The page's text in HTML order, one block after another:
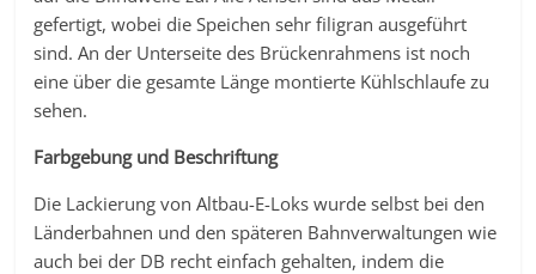
gefertigt, wobei die Speichen sehr filigran ausgeführt
sind. An der Unterseite des Brückenrahmens ist noch
eine über die gesamte Länge montierte Kühlschlaufe zu
sehen.
Farbgebung und Beschriftung
Die Lackierung von Altbau-E-Loks wurde selbst bei den
Länderbahnen und den späteren Bahnverwaltungen wie
auch bei der DB recht einfach gehalten, indem die